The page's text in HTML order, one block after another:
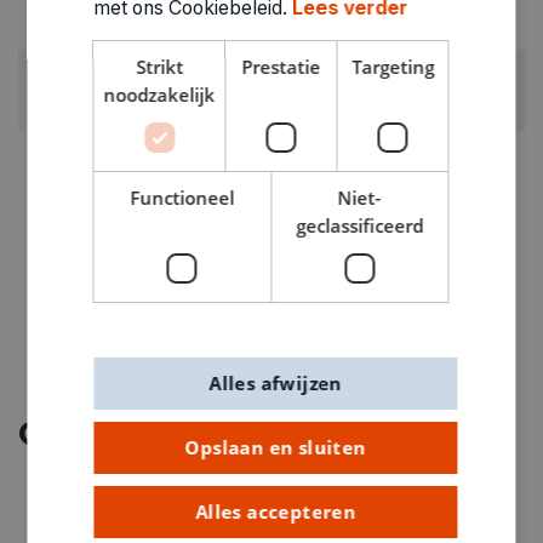
ARTIKELNUMMER
Ontdek meer
met ons Cookiebeleid. Lees verder
Strikt
noodzakelijk
Prestatie Targeting
Functioneel
Niet-
geclassificeerd
Opslaan en sluiten
Alles accepteren
Alles afwijzen